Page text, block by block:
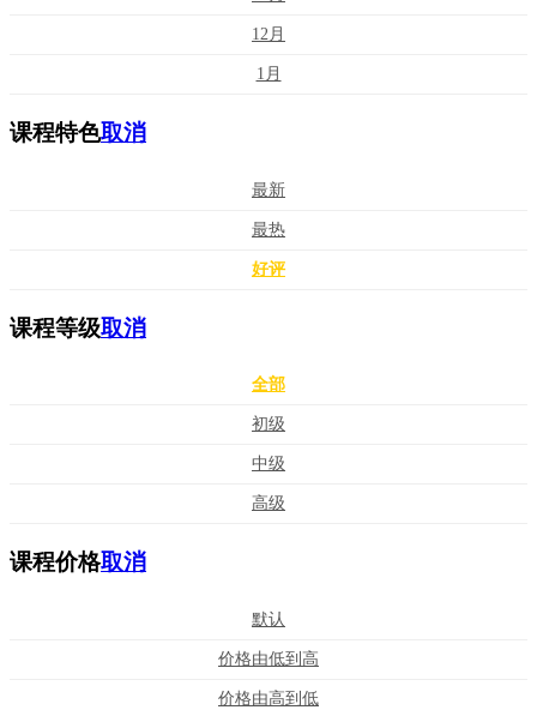
12月
1月
课程特色取消
最新
最热
好评
课程等级取消
全部
初级
中级
高级
课程价格取消
默认
价格由低到高
价格由高到低